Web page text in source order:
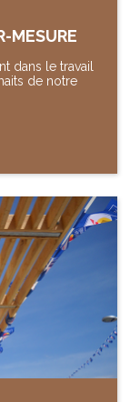
MESURE
dans le travail
de notre